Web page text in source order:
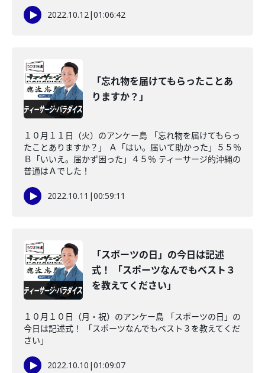
2022.10.12|01:06:42
「忘れ物を届けてもらったことあ
りますか？」
１０月１１日（火）のアンケー島 「忘れ物を届けてもらっ
たことありますか？」 Ａ「はい。届いて助かった」５５％
Ｂ「いいえ。届かず困った」４５％ ティーサージ的沖縄の
普通はＡでした！
2022.10.11 |00:59:11
「スポーツの日」の今日は記述
式！ 「スポーツなんでもベスト３
を教えてください」
１０月１０日（月・祝）のアンケー島 「スポーツの日」の
今日は記述式！ 「スポーツなんでもベスト３を教えてくだ
さい」
2022.10.10 |01:09:07